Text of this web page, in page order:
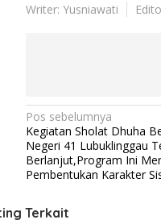
Writer: Yusniawati
N
a
v
i
g
Pos sebelumnya
Kegiatan Sholat Dhuha
Negeri 41 Lubuklinggau
Berlanjut,Program Ini
Pembentukan Karakter
Terkait